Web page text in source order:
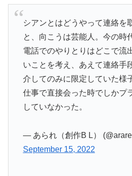
シアンとはどうやって連絡を
と、向こうは芸能人。今の時
電話でのやりとりはどこで流
いことを考え、あえて連絡手
介してのみに限定していた様
仕事で直接会った時でしかプ
していなかった。
— あられ（創作B L）
September 15, 2022